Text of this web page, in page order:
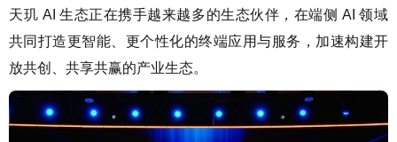
天玑 AI 生态正在携手越来越多的生态伙伴，在端侧 AI 领域
共同打造更智能、更个性化的终端应用与服务，加速构建开
放共创、共享共赢的产业生态。